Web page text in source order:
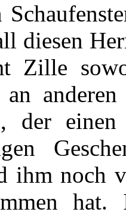
diesen
Zille
der
ihm noch